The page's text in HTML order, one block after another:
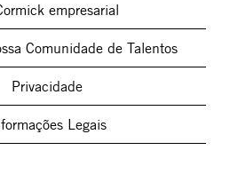
empresarial
Comunidade de Talentos
Privacidade
Legais